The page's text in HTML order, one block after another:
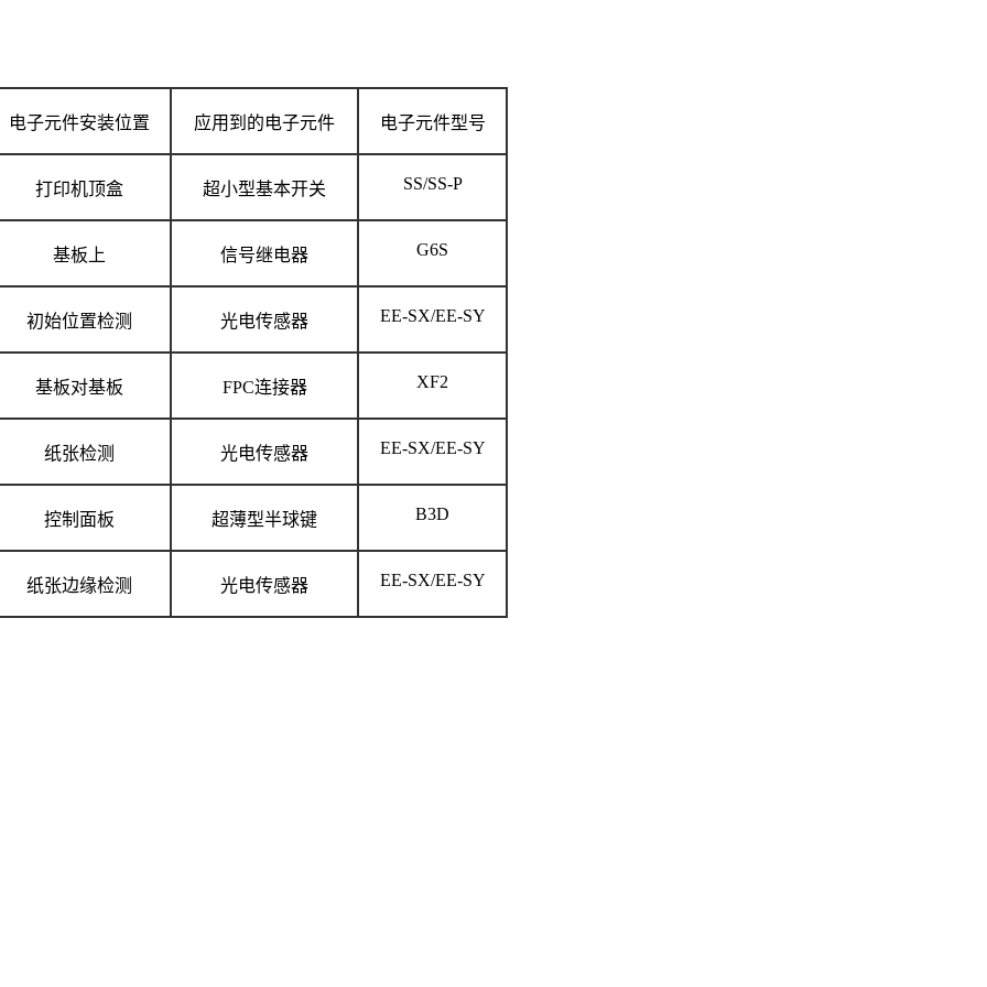
电子元件安装位置 应用到的电子元件 电子元件型号
打印机顶盒 超小型基本开关 SS/SS-P
基板上 信号继电器 G6S
初始位置检测 光电传感器 EE-SX/EE-SY
基板对基板 FPC连接器 XF2
纸张检测 光电传感器 EE-SX/EE-SY
控制面板 超薄型半球键 B3D
纸张边缘检测 光电传感器 EE-SX/EE-SY